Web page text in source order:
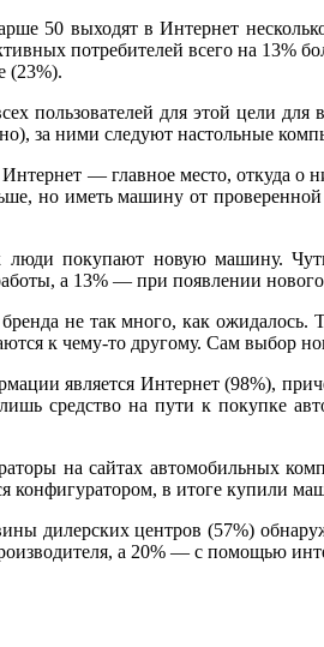
50 выходят в Интернет
потребителей всего на
(23%).
пользователей для этой цели
за ними следуют настольные
— главное место, откуда
но иметь машину от
люди покупают новую машину.
а 13% — при появлении
не так много, как
к чему-то другому. Сам выбор
является Интернет (98%),
средство на пути к покупке
на сайтах автомобильных
конфигуратором, в итоге купили
дилерских центров (57%)
а 20% — с помощью